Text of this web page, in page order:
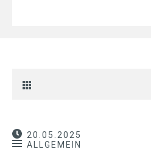
20.05.2025
ALLGEMEIN